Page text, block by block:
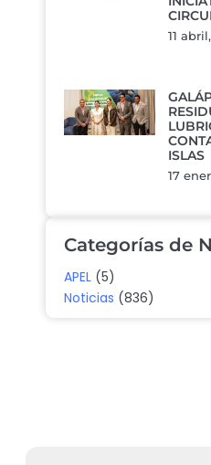
11
ISLAS
17
Categorías de
APEL (5)
Noticias (836)